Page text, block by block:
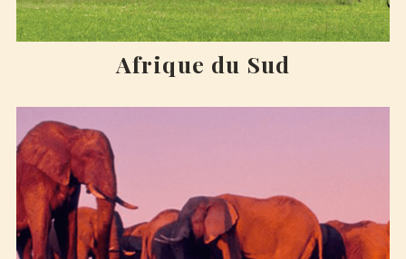
Afrique du Sud